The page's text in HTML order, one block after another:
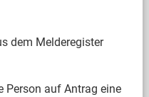
dem Melderegister
Person auf Antrag eine